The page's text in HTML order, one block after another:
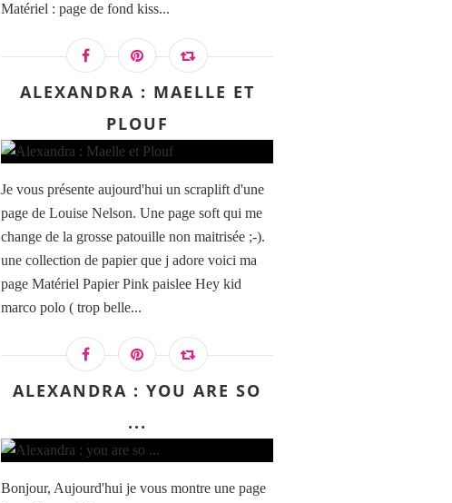
Matériel : page de fond kiss...
ALEXANDRA : MAELLE ET
PLOUF
Je vous présente aujourd'hui un scraplift d'une
page de Louise Nelson. Une page soft qui me
change de la grosse patouille non maitrisée ;-).
une collection de papier que j adore voici ma
page Matériel Papier Pink paislee Hey kid
marco polo ( trop belle...
ALEXANDRA : YOU ARE SO
...
Bonjour, Aujourd'hui je vous montre une page